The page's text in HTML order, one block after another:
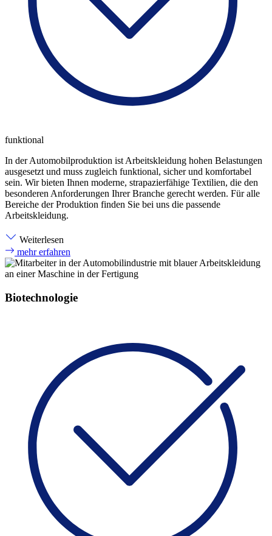
funktional
In der Automobilproduktion ist Arbeitskleidung hohen Belastungen
ausgesetzt und muss zugleich funktional, sicher und komfortabel
sein. Wir bieten Ihnen moderne, strapazierfähige Textilien, die den
besonderen Anforderungen Ihrer Branche gerecht werden. Für alle
Bereiche der Produktion finden Sie bei uns die passende
Arbeitskleidung.
Weiterlesen
mehr erfahren
Biotechnologie